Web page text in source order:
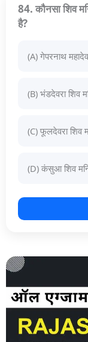
84. कौनसा शिव
है?
(A) गेपरनाथ महादेव
(B) भंडदेवरा शिव
(C) फूलदेवरा शिव
(D) कंसुआ शिव